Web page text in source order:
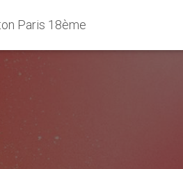
Paris 18ème